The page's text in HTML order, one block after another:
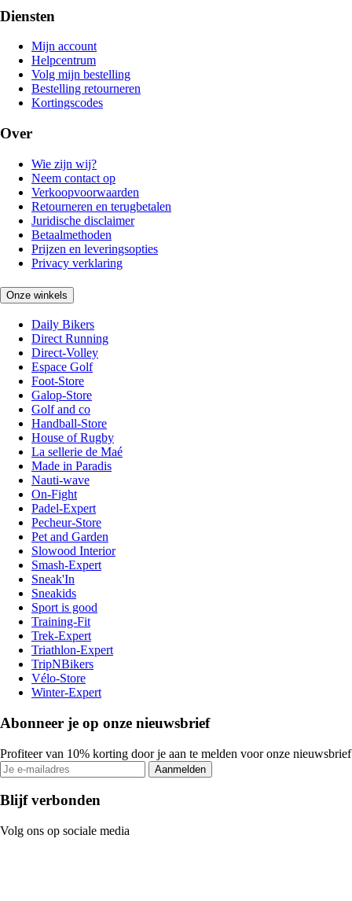
Diensten
Mijn account
Helpcentrum
Volg mijn bestelling
Bestelling retourneren
Kortingscodes
Over
Wie zijn wij?
Neem contact op
Verkoopvoorwaarden
Retourneren en terugbetalen
Juridische disclaimer
Betaalmethoden
Prijzen en leveringsopties
Privacy verklaring
Onze winkels
Daily Bikers
Direct Running
Direct-Volley
Espace Golf
Foot-Store
Galop-Store
Golf and co
Handball-Store
House of Rugby
La sellerie de Maé
Made in Paradis
Nauti-wave
On-Fight
Padel-Expert
Pecheur-Store
Pet and Garden
Slowood Interior
Smash-Expert
Sneak'In
Sneakids
Sport is good
Training-Fit
Trek-Expert
Triathlon-Expert
TripNBikers
Vélo-Store
Winter-Expert
Abonneer je op onze nieuwsbrief
Profiteer van 10% korting door je aan te melden voor onze nieuwsbrief
Aanmelden
Blijf verbonden
Volg ons op sociale media